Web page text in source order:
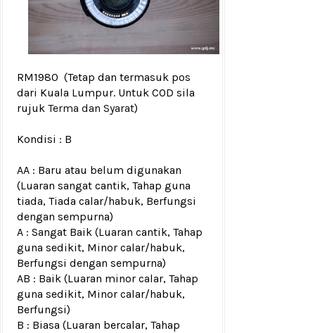
RM1980 (Tetap dan termasuk pos
dari Kuala Lumpur. Untuk COD sila
rujuk Terma dan Syarat)
Kondisi : B
AA : Baru atau belum digunakan
(Luaran sangat cantik, Tahap guna
tiada, Tiada calar/habuk, Berfungsi
dengan sempurna)
A : Sangat Baik (Luaran cantik, Tahap
guna sedikit, Minor calar/habuk,
Berfungsi dengan sempurna)
AB : Baik (Luaran minor calar, Tahap
guna sedikit, Minor calar/habuk,
Berfungsi)
B : Biasa (Luaran bercalar, Tahap